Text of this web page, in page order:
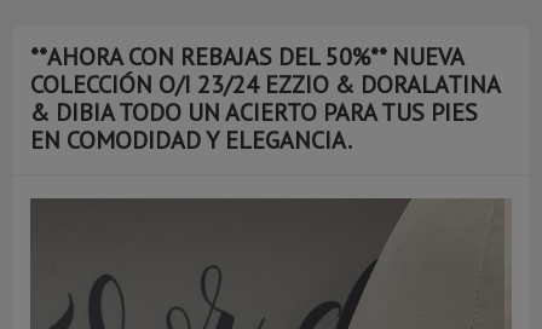
**AHORA CON REBAJAS DEL 50%** NUEVA
COLECCIÓN O/I 23/24 EZZIO & DORALATINA
& DIBIA TODO UN ACIERTO PARA TUS PIES
EN COMODIDAD Y ELEGANCIA.